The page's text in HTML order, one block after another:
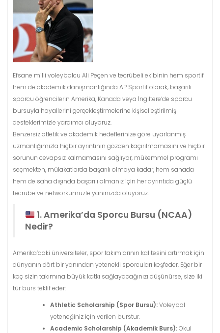
Efsane milli voleybolcu Ali Peçen ve tecrübeli ekibinin hem sportif
hem de akademik danışmanlığında AP Sportif olarak, başarılı
sporcu öğrencilerin Amerika, Kanada veya İngiltere’de sporcu
bursuyla hayallerini gerçekleştirmelerine kişiselleştirilmiş
desteklerimizle yardımcı oluyoruz.
Benzersiz atletik ve akademik hedeflerinize göre uyarlanmış
uzmanlığımızla hiçbir ayrıntının gözden kaçırılmamasını ve hiçbir
sorunun cevapsız kalmamasını sağlıyor, mükemmel programı
seçmekten, mülakatlarda başarılı olmaya kadar, hem sahada
hem de saha dışında başarılı olmanız için her ayrıntıda güçlü
tecrübe ve networkümüzle yanınızda oluyoruz.
1. Amerika’da Sporcu Bursu (NCAA)
Nedir?
Amerika’daki üniversiteler, spor takımlarının kalitesini artırmak için
dünyanın dört bir yanından yetenekli sporcuları keşfeder. Eğer bir
koç sizin takımına büyük katkı sağlayacağınızı düşünürse, size iki
tür burs teklif eder:
Athletic Scholarship (Spor Bursu):Voleybol
yeteneğiniz için verilen burstur.
Academic Scholarship (Akademik Burs):Okul